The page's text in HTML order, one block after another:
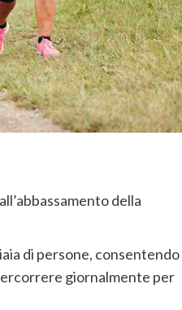
della
di persone, consentendo
giornalmente per